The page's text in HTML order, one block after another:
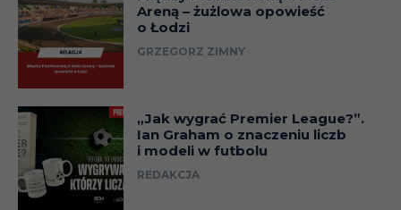
Areną – żużlowa opowieść
o Łodzi
GRZEGORZ ZIMNY
„Jak wygrać Premier League?”.
Ian Graham o znaczeniu liczb
i modeli w futbolu
REDAKCJA